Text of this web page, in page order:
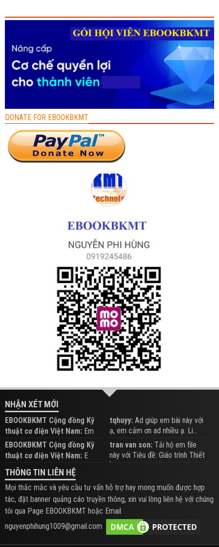
DONATE FOR EBOOKBKMT
NHẬN XÉT MỚI
EBOOKBKMT Cộng đồng Kỹ
thuật cơ điện Việt Nam: Em
đăng trên Group hỗ trợ nhé
tqhuyy: Ad giúp em bài này với
ạ, em cảm ơn ad nhiều ạ. Li...
EBOOKBKMT Cộng đồng Kỹ
thuật cơ điện Việt Nam: E
xem hỗ trợ trên Group
tran van son: Tải hộ em file
này với Tiêu đề: Giáo trình Thiết
b...
THÔNG TIN LIÊN HỆ
Mọi thắc mắc và yêu cầu tư vấn hỗ trợ hay mong muốn được hợp
tác, đặt banner quảng cáo truyền thông, xin vui lòng liên hệ với chúng
tôi qua Page EBOOKBKMT hoặc Email
nguyenphihung1009@gmail.com